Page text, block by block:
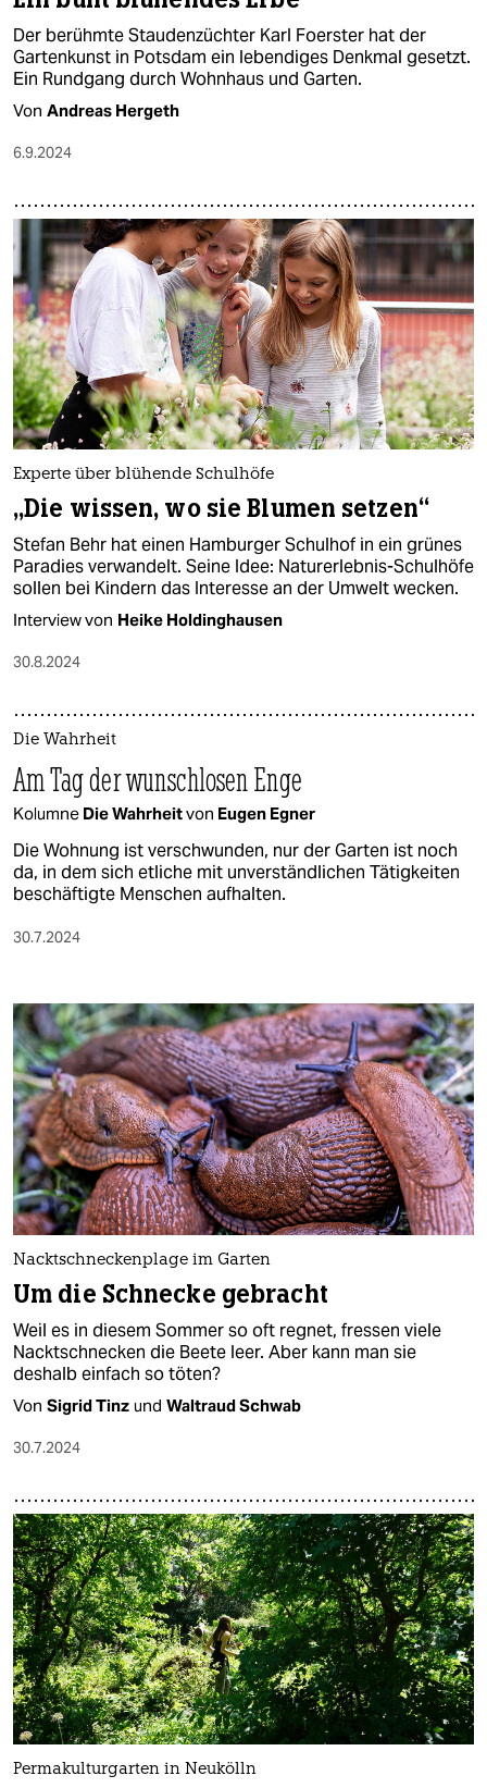
Der berühmte Staudenzüchter Karl Foerster hat der
Gartenkunst in Potsdam ein lebendiges Denkmal gesetzt.
Ein Rundgang durch Wohnhaus und Garten.
Von Andreas Hergeth
6.9.2024
Experte über blühende Schulhöfe
„Die wissen, wo sie Blumen setzen“
Stefan Behr hat einen Hamburger Schulhof in ein grünes
Paradies verwandelt. Seine Idee: Naturerlebnis-Schulhöfe
sollen bei Kindern das Interesse an der Umwelt wecken.
Interview von Heike Holdinghausen
30.8.2024
Die Wahrheit
Am Tag der wunschlosen Enge
Kolumne Die Wahrheitvon Eugen Egner
Die Wohnung ist verschwunden, nur der Garten ist noch
da, in dem sich etliche mit unverständlichen Tätigkeiten
beschäftigte Menschen aufhalten.
30.7.2024
Nacktschneckenplage im Garten
Um die Schnecke gebracht
Weil es in diesem Sommer so oft regnet, fressen viele
Nacktschnecken die Beete leer. Aber kann man sie
deshalb einfach so töten?
Von Sigrid Tinz und Waltraud Schwab
30.7.2024
Permakulturgarten in Neukölln